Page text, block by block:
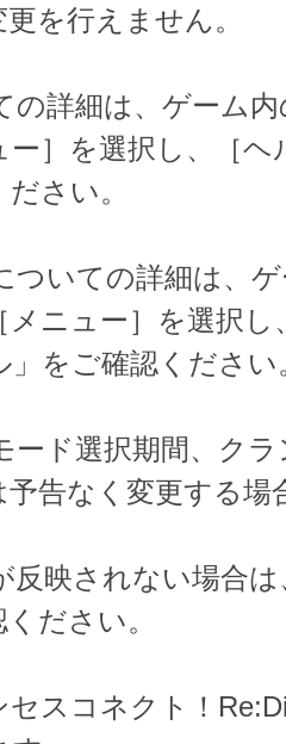
を行えません。
の詳細は、ゲーム
ー］を選択し、［ヘ
さい。
ついての詳細は、
メニュー］を選択し
」をご確認ください
ード選択期間、ク
告なく変更する場
反映されない場合
ださい。
スコネクト！